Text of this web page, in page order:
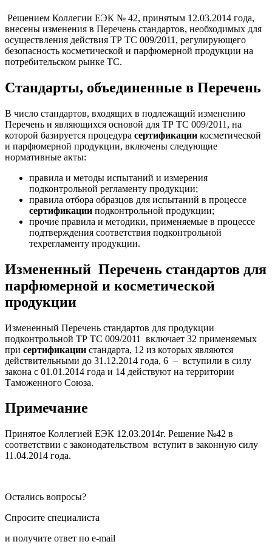
Решением Коллегии ЕЭК № 42, принятым 12.03.2014 года,
внесены изменения в Перечень стандартов, необходимых для
осуществления действия ТР ТС 009/2011, регулирующего
безопасность косметической и парфюмерной продукции на
потребительском рынке ТС.
Стандарты, объединенные в Перечень
В число стандартов, входящих в подлежащий изменению
Перечень и являющихся основой для ТР ТС 009/2011, на
которой базируется процедура сертификации косметической
и парфюмерной продукции, включены следующие
нормативные акты:
правила и методы испытаний и измерения
подконтрольной регламенту продукции;
правила отбора образцов для испытаний в процессе
сертификации подконтрольной продукции;
прочие правила и методики, применяемые в процессе
подтверждения соответствия подконтрольной
техрегламенту продукции.
Измененный Перечень стандартов для
парфюмерной и косметической
продукции
Измененный Перечень стандартов для продукции
подконтрольной ТР ТС 009/2011 включает 32 применяемых
при сертификации стандарта, 12 из которых являются
действительными до 31.12.2014 года, 6 – вступили в силу
закона с 01.01.2014 года и 14 действуют на территории
Таможенного Союза.
Примечание
Принятое Коллегией ЕЭК 12.03.2014г. Решение №42 в
соответствии с законодательством вступит в законную силу
11.04.2014 года.
Остались вопросы?
Спросите специалиста
и получите ответ по e-mail